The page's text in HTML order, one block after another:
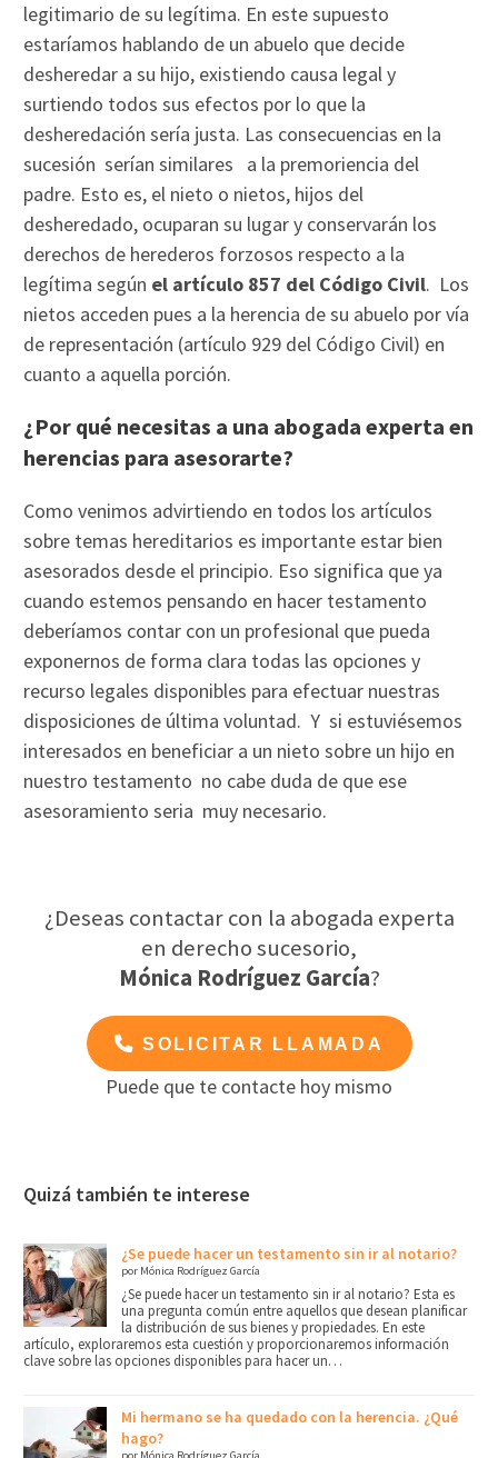
legitimario de su legítima. En este supuesto
estaríamos hablando de un abuelo que decide
desheredar a su hijo, existiendo causa legal y
surtiendo todos sus efectos por lo que la
desheredación sería justa. Las consecuencias en la
sucesión serían similares a la premoriencia del
padre. Esto es, el nieto o nietos, hijos del
desheredado, ocuparan su lugar y conservarán los
derechos de herederos forzosos respecto a la
legítima según el artículo 857 del Código Civil. Los
nietos acceden pues a la herencia de su abuelo por vía
de representación (artículo 929 del Código Civil) en
cuanto a aquella porción.
¿Por qué necesitas a una abogada experta en
herencias para asesorarte?
Como venimos advirtiendo en todos los artículos
sobre temas hereditarios es importante estar bien
asesorados desde el principio. Eso significa que ya
cuando estemos pensando en hacer testamento
deberíamos contar con un profesional que pueda
exponernos de forma clara todas las opciones y
recurso legales disponibles para efectuar nuestras
disposiciones de última voluntad. Y si estuviésemos
interesados en beneficiar a un nieto sobre un hijo en
nuestro testamento no cabe duda de que ese
asesoramiento seria muy necesario.
¿Deseas contactar con la abogada experta
en derecho sucesorio,
Mónica Rodríguez García?
SOLICITAR LLAMADA
Puede que te contacte hoy mismo
Quizá también te interese
¿Se puede hacer un testamento sin ir al notario?
por Mónica Rodríguez García
¿Se puede hacer un testamento sin ir al notario? Esta es
una pregunta común entre aquellos que desean planificar
la distribución de sus bienes y propiedades. En este
artículo, exploraremos esta cuestión y proporcionaremos información
clave sobre las opciones disponibles para hacer un…
Mi hermano se ha quedado con la herencia. ¿Qué
hago?
por Mónica Rodríguez García